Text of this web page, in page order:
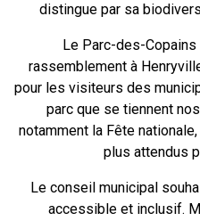
distingue par sa
Le Parc-des-
rassemblement à
pour les visiteurs des
parc que se tiennent
notamment la Fête
plus attendus
Le conseil municipal
accessible et inclusif.